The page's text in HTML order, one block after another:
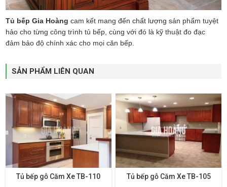
Tủ bếp Gia Hoàng cam kết mang đến chất lượng sản phẩm tuyệt
hảo cho từng công trình tủ bếp, cùng với đó là kỹ thuật đo đạc
đảm bảo độ chính xác cho mọi căn bếp.
SẢN PHẨM LIÊN QUAN
Tủ bếp gỗ Căm Xe TB-110 Tủ bếp gỗ Căm Xe TB-105